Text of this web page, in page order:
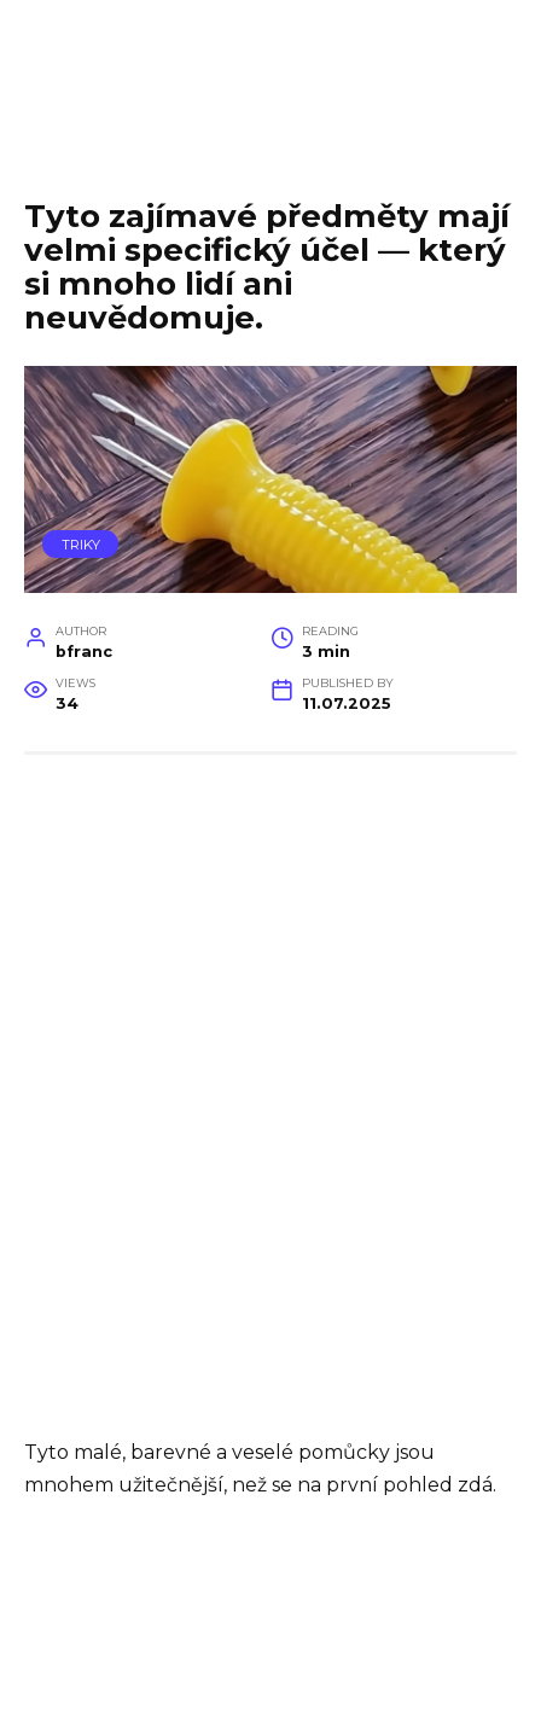
Tyto zajímavé předměty mají
velmi specifický účel — který
si mnoho lidí ani
neuvědomuje.
TRIKY
AUTHOR
bfranc
READING
3 min
VIEWS
34
PUBLISHED BY
11.07.2025
Tyto malé, barevné a veselé pomůcky jsou
mnohem užitečnější, než se na první pohled zdá.